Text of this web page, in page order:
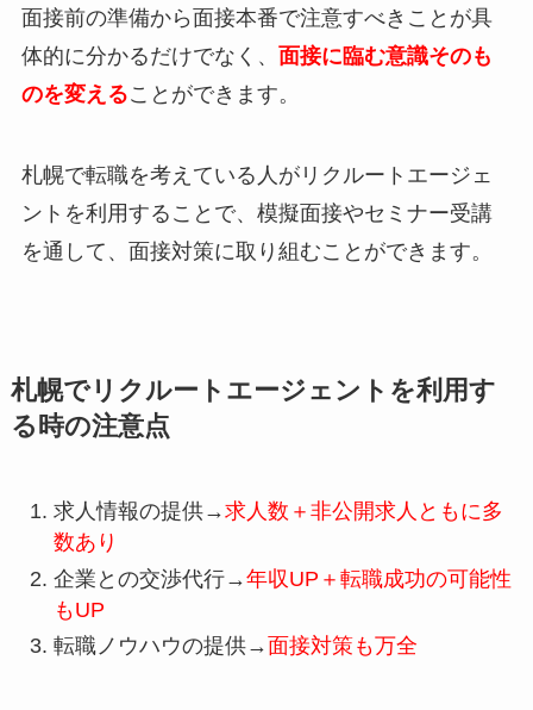
面接前の準備から面接本番で注意すべきことが具
体的に分かるだけでなく、 面接に臨む意識そのも
のを変えることができます。
札幌で転職を考えている人がリクルートエージェ
ントを利用することで、模擬面接やセミナー受講
を通して、面接対策に取り組むことができます。
札幌でリクルートエージェントを利用す
る時の注意点
求人情報の提供→求人数＋非公開求人ともに多
数あり
企業との交渉代行→年収UP＋転職成功の可能性
もUP
転職ノウハウの提供→ 面接対策も万全